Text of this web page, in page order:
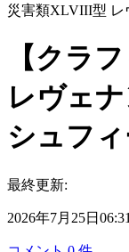
災害類XLVIII型 レ
【クラ
レヴェ
シュフィ
最終更新:
2026年7月25日06:31